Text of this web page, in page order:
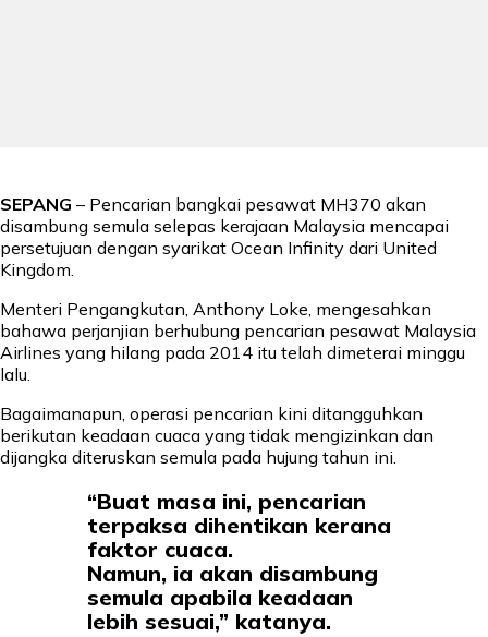
SEPANG – Pencarian bangkai pesawat MH370 akan
disambung semula selepas kerajaan Malaysia mencapai
persetujuan dengan syarikat Ocean Infinity dari United
Kingdom.
Menteri Pengangkutan, Anthony Loke, mengesahkan
bahawa perjanjian berhubung pencarian pesawat Malaysia
Airlines yang hilang pada 2014 itu telah dimeterai minggu
lalu.
Bagaimanapun, operasi pencarian kini ditangguhkan
berikutan keadaan cuaca yang tidak mengizinkan dan
dijangka diteruskan semula pada hujung tahun ini.
“Buat masa ini, pencarian
terpaksa dihentikan kerana
faktor cuaca.
Namun, ia akan disambung
semula apabila keadaan
lebih sesuai,” katanya.